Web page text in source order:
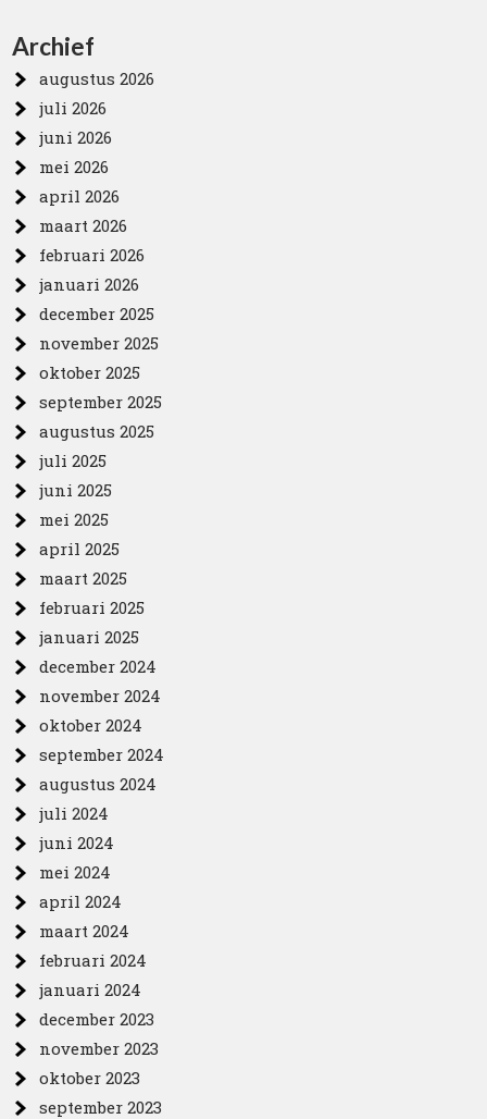
Archief
augustus 2026
juli 2026
juni 2026
mei 2026
april 2026
maart 2026
februari 2026
januari 2026
december 2025
november 2025
oktober 2025
september 2025
augustus 2025
juli 2025
juni 2025
mei 2025
april 2025
maart 2025
februari 2025
januari 2025
december 2024
november 2024
oktober 2024
september 2024
augustus 2024
juli 2024
juni 2024
mei 2024
april 2024
maart 2024
februari 2024
januari 2024
december 2023
november 2023
oktober 2023
september 2023